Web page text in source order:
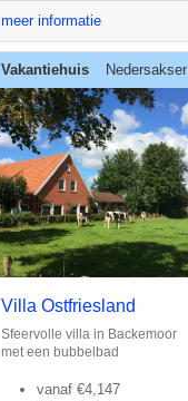
meer informatie
Vakantiehuis Nedersaksen
Villa Ostfriesland
Sfeervolle villa in Backemoor
met een bubbelbad
vanaf€4,147